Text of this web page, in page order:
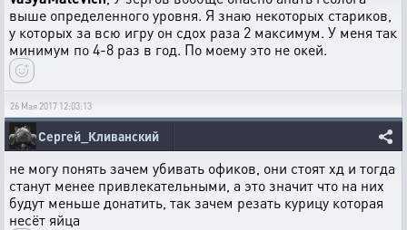
выше определенного уровня. Я знаю некоторых стариков,
у которых за всю игру он сдох раза 2 максимум. У меня так
минимум по 4-8 раз в год. По моему это не окей.
26 Мая 2017 12:03:13
Сергей_Кливанский
не могу понять зачем убивать офиков, они стоят хд и тогда
станут менее привлекательными, а это значит что на них
будут меньше донатить, так зачем резать курицу которая
несёт яйца